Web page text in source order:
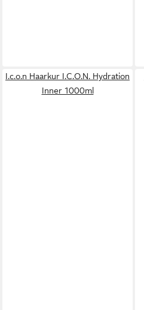
I.c.o.n Haarkur I.C.O.N. Hydration
Inner 1000ml